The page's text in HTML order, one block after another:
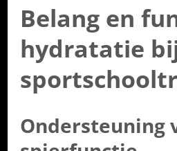
Belang en
hydratatie
Ondersteuning